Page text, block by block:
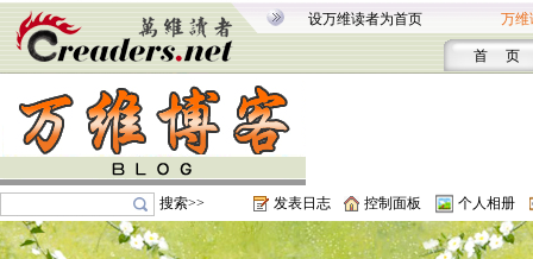
设万维读者为首页 万维
首 页
搜索>> 发表日志 控制面板 个人相册